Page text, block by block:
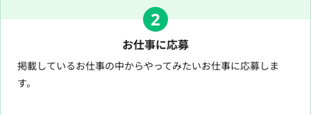
2
お仕事に応募
掲載しているお仕事の中からやってみたいお仕事に応募しま
す。